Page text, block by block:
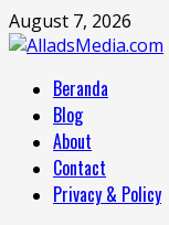
Skip
to
August 7, 2026
MenuBeranda
Blog
About
Contact
Privacy & Policy